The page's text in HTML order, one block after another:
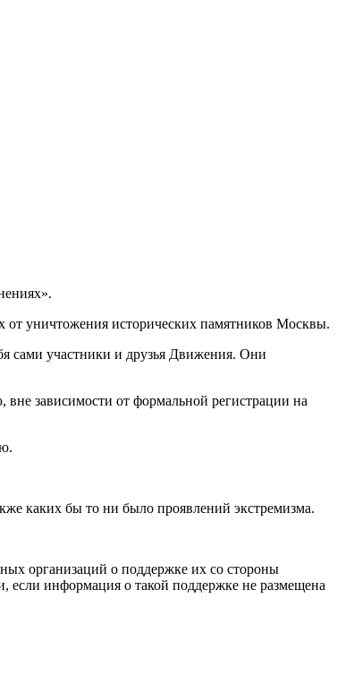
от уничтожения исторических памятников Москвы.
сами участники и друзья Движения. Они
зависимости от формальной регистрации на
каких бы то ни было проявлений экстремизма.
организаций о поддержке их со стороны
если информация о такой поддержке не размещена